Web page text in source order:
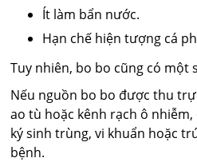
Ít làm bẩn nước.
Hạn chế hiện tượng cá
Tuy nhiên, bo bo cũng có một
Nếu nguồn bo bo được thu
ao tù hoặc kênh rạch ô
ký sinh trùng, vi khuẩn hoặc
bệnh.